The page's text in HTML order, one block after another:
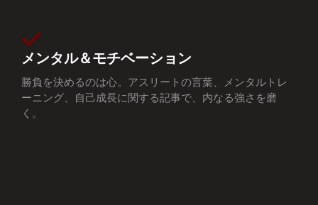
メンタル＆モチベーション
勝負を決めるのは心。アスリートの言葉、メンタルトレ
ーニング、自己成長に関する記事で、内なる強さを磨
く。